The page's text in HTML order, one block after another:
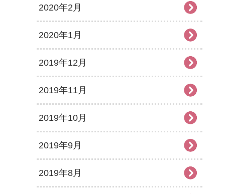
2020年2月
2020年1月
2019年12月
2019年11月
2019年10月
2019年9月
2019年8月